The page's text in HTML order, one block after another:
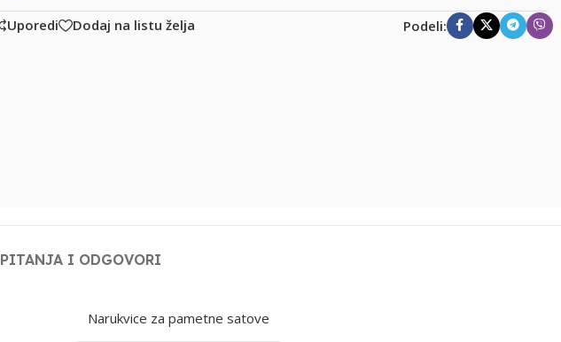
Uporedi Dodaj na listu želja Podeli:
PITANJA I ODGOVORI
Narukvice za pametne satove